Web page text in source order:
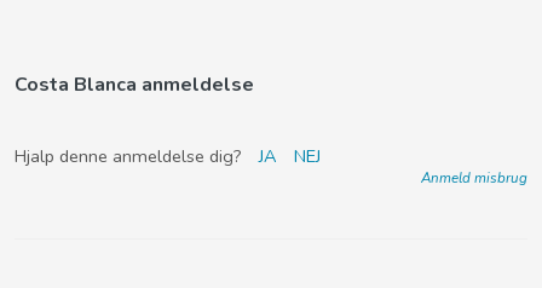
Costa Blanca anmeldelse
Hjalp denne anmeldelse dig? JA NEJ
Anmeld misbrug